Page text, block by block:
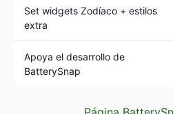
Set widgets Zodíaco + estilos
extra
Apoya el desarrollo de
BatterySnap